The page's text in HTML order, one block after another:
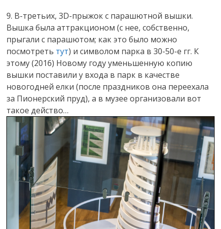
9. В-третьих, 3D-прыжок с парашютной вышки.
Вышка была аттракционом (с нее, собственно,
прыгали с парашютом; как это было можно
посмотреть тут) и символом парка в 30-50-е гг. К
этому (2016) Новому году уменьшенную копию
вышки поставили у входа в парк в качестве
новогодней елки (после праздников она переехала
за Пионерский пруд), а в музее организовали вот
такое действо…